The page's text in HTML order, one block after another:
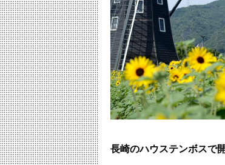
長崎のハウステンボスで